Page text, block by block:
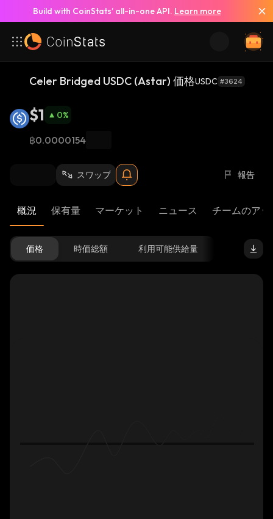
Build with CoinStats’ all-in-one API. Learn more
Celer Bridged USDC (Astar) 価格USDC #3624
$1 0%
฿0.0000154
スワップ 報告
概況 保有量 マーケット ニュース チームのア
価格 時価総額 利用可能供給量